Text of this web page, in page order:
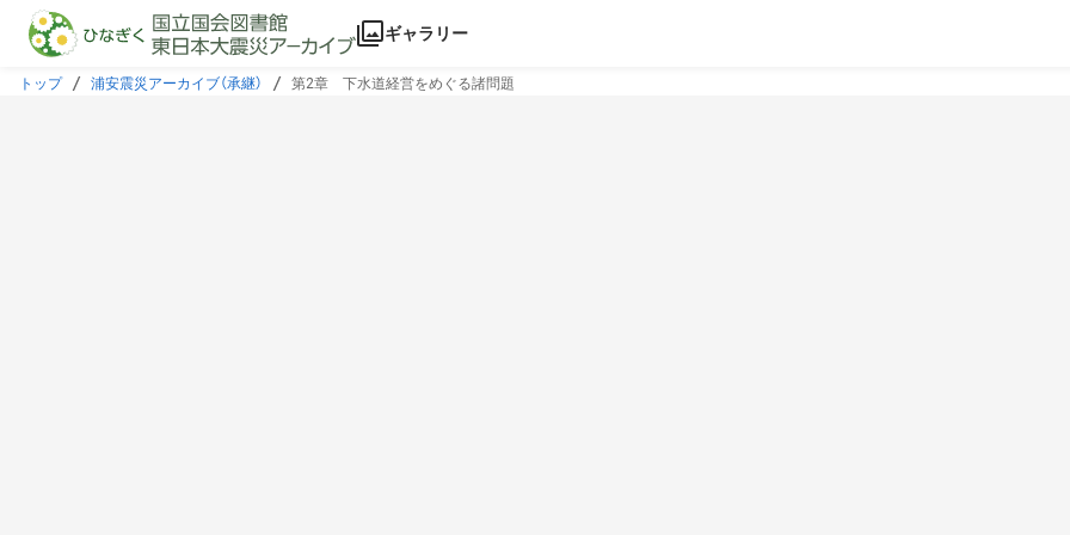
本文に飛ぶ
ギャラリー
トップ 浦安震災アーカイブ（承継） 第2章 下水道経営をめぐる諸問題